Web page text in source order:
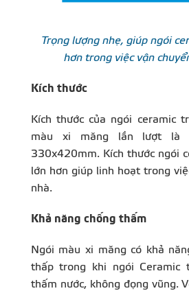
Trọng lượng nhẹ, giúp ngói
hơn trong việc vận
Kích thước
Kích thước của ngói ceramic
màu xi măng lần lượt là
330x420mm. Kích thước ngói
lớn hơn giúp linh hoạt trong
nhà.
Khả năng chống thấm
Ngói màu xi măng có khả
thấp trong khi ngói Ceramic
thấm nước, không đọng vũng.